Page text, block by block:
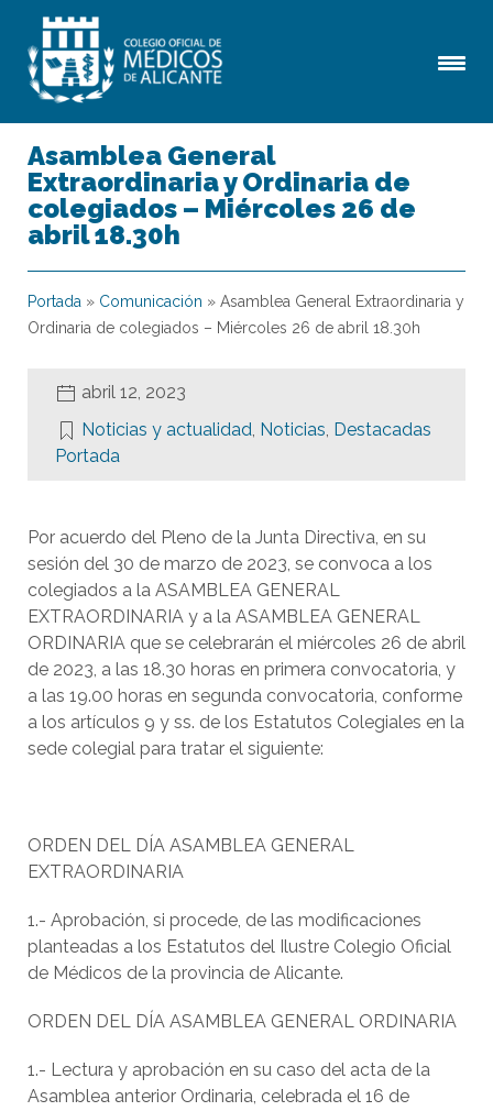
Asamblea General
Extraordinaria y Ordinaria de
colegiados – Miércoles 26 de
abril 18.30h
Portada » Comunicación » Asamblea General Extraordinaria y
Ordinaria de colegiados – Miércoles 26 de abril 18.30h
abril 12, 2023
Noticias y actualidad, Noticias, Destacadas
Portada
Por acuerdo del Pleno de la Junta Directiva, en su
sesión del 30 de marzo de 2023, se convoca a los
colegiados a la ASAMBLEA GENERAL
EXTRAORDINARIA y a la ASAMBLEA GENERAL
ORDINARIA que se celebrarán el miércoles 26 de abril
de 2023, a las 18.30 horas en primera convocatoria, y
a las 19.00 horas en segunda convocatoria, conforme
a los artículos 9 y ss. de los Estatutos Colegiales en la
sede colegial para tratar el siguiente:
ORDEN DEL DÍA ASAMBLEA GENERAL
EXTRAORDINARIA
1.- Aprobación, si procede, de las modificaciones
planteadas a los Estatutos del Ilustre Colegio Oficial
de Médicos de la provincia de Alicante.
ORDEN DEL DÍA ASAMBLEA GENERAL ORDINARIA
1.- Lectura y aprobación en su caso del acta de la
Asamblea anterior Ordinaria, celebrada el 16 de